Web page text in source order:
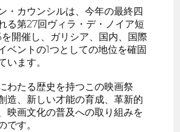
・カウンシルは、今年の最終四
る第27回ヴィラ・デ・ノイア短
開催し、ガリシア、国内、国際
ベントの1つとしての地位を確固
います。
わたる歴史を持つこの映画祭
造、新しい才能の育成、革新的
映画文化の普及への取り組みを
です。